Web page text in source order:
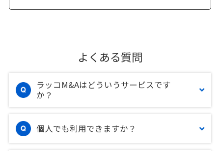
よくある質問
ラッコM&Aはどういうサービスです
か？
個人でも利用できますか？